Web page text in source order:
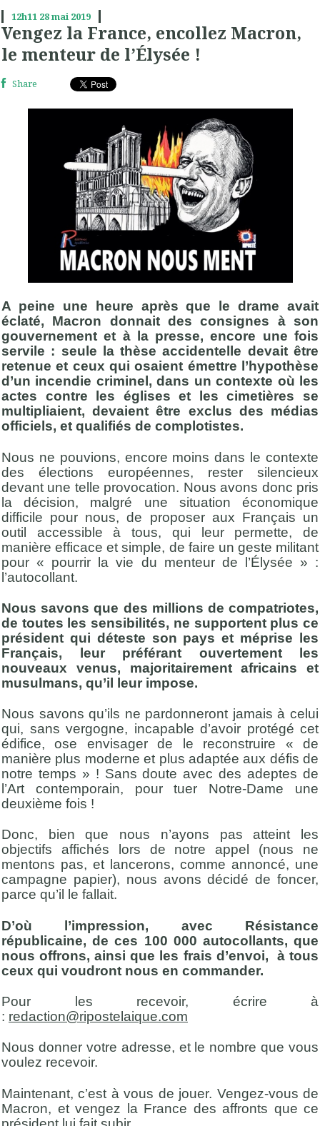
12h11 28mai 2019
Vengez la France, encollez Macron,
le menteur de l’Élysée !
Share
A peine une heure après que le drame avait
éclaté, Macron donnait des consignes à son
gouvernement et à la presse, encore une fois
servile : seule la thèse accidentelle devait être
retenue et ceux qui osaient émettre l’hypothèse
d’un incendie criminel, dans un contexte où les
actes contre les églises et les cimetières se
multipliaient, devaient être exclus des médias
officiels, et qualifiés de complotistes.
Nous ne pouvions, encore moins dans le contexte
des élections européennes, rester silencieux
devant une telle provocation. Nous avons donc pris
la décision, malgré une situation économique
difficile pour nous, de proposer aux Français un
outil accessible à tous, qui leur permette, de
manière efficace et simple, de faire un geste militant
pour « pourrir la vie du menteur de l’Élysée » :
l’autocollant.
Nous savons que des millions de compatriotes,
de toutes les sensibilités, ne supportent plus ce
président qui déteste son pays et méprise les
Français, leur préférant ouvertement les
nouveaux venus, majoritairement africains et
musulmans, qu’il leur impose.
Nous savons qu’ils ne pardonneront jamais à celui
qui, sans vergogne, incapable d’avoir protégé cet
édifice, ose envisager de le reconstruire « de
manière plus moderne et plus adaptée aux défis de
notre temps » ! Sans doute avec des adeptes de
l’Art contemporain, pour tuer Notre-Dame une
deuxième fois !
Donc, bien que nous n’ayons pas atteint les
objectifs affichés lors de notre appel (nous ne
mentons pas, et lancerons, comme annoncé, une
campagne papier), nous avons décidé de foncer,
parce qu’il le fallait.
D’où l’impression, avec Résistance
républicaine, de ces 100 000 autocollants, que
nous offrons, ainsi que les frais d’envoi, à tous
ceux qui voudront nous en commander.
Pour les recevoir, écrire à
: redaction@ripostelaique.com
Nous donner votre adresse, et le nombre que vous
voulez recevoir.
Maintenant, c’est à vous de jouer. Vengez-vous de
Macron, et vengez la France des affronts que ce